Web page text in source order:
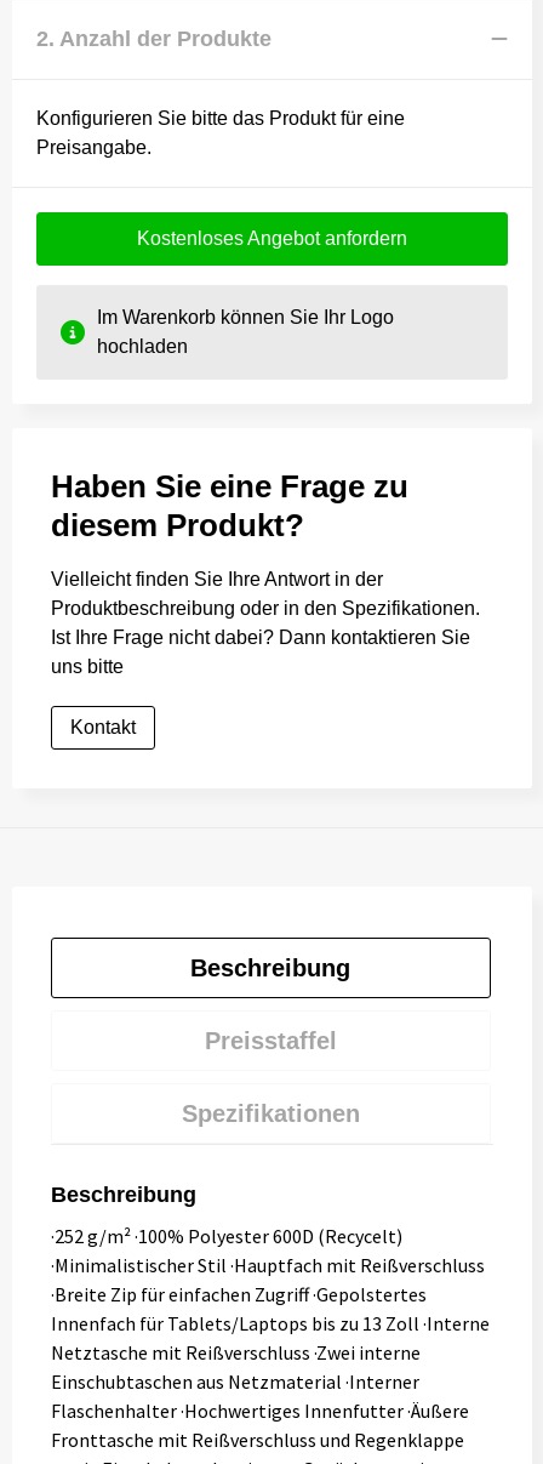
2. Anzahl der Produkte
Konfigurieren Sie bitte das Produkt für eine
Preisangabe.
Kostenloses Angebot anfordern
Im Warenkorb können Sie Ihr Logo
hochladen
Haben Sie eine Frage zu
diesem Produkt?
Vielleicht finden Sie Ihre Antwort in der
Produktbeschreibung oder in den Spezifikationen.
Ist Ihre Frage nicht dabei? Dann kontaktieren Sie
uns bitte
Kontakt
Beschreibung
Preisstaffel
Spezifikationen
Beschreibung
·252 g/m² ·100% Polyester 600D (Recycelt)
·Minimalistischer Stil ·Hauptfach mit Reißverschluss
·Breite Zip für einfachen Zugriff ·Gepolstertes
Innenfach für Tablets/Laptops bis zu 13 Zoll ·Interne
Netztasche mit Reißverschluss ·Zwei interne
Einschubtaschen aus Netzmaterial ·Interner
Flaschenhalter ·Hochwertiges Innenfutter ·Äußere
Fronttasche mit Reißverschluss und Regenklappe